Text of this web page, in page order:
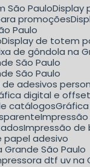
São Paulo
promoções
Paulo
Display de totem
de gôndola na
São Paulo
São Paulo
de adesivos
digital e offset
catálogos
Impressão de
papel adesivo
São Paulo
dtf uv na